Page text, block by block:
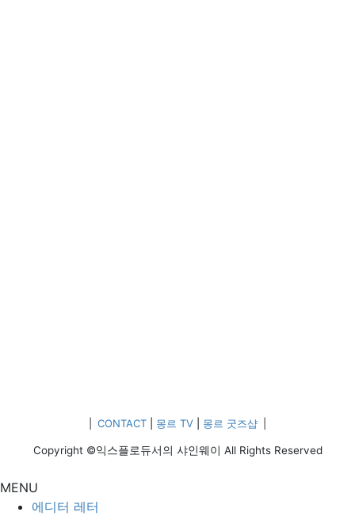
CONTACT 몽르 TV 몽르 굿즈샵
Copyright ©익스플로듀서의 샤인웨이 All Rights Reserved
MENU
에디터 레터